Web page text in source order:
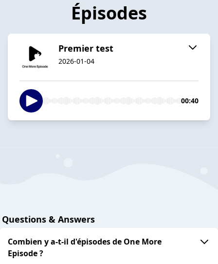
Épisodes
Premier test
2026-01-04
00:40
Questions & Answers
Combien y a-t-il d'épisodes de One More
Episode ?